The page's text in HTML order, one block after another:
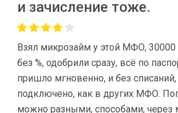
и зачисление тоже.
Взял микрозайм у этой МФО, 30000
без %, одобрили сразу, всё по
пришло мгновенно, и без списаний,
подключено, как в других МФО.
можно разными, способами, через